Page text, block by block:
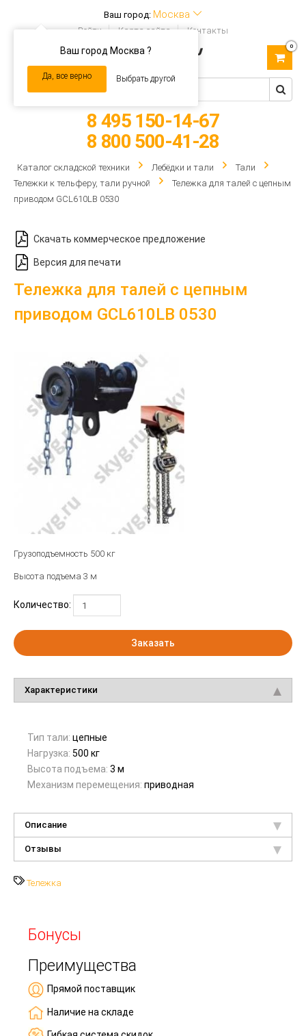
Ваш город: Москва
Ваш город Москва ?
Да, все верно Выбрать другой
Войти Карта сайта Контакты
navigation
0
8 495 150-14-67
8 800 500-41-28
Каталог складской техники Лебёдки и тали
Тали
Тележки к тельферу, тали ручной
Тележка для талей с цепным
приводом GCL610LB 0530
Скачать коммерческое предложение
Версия для печати
Тележка для талей с цепным
приводом GCL610LB 0530
Грузоподъемность 500 кг
Высота подъема 3 м
Количество:
Заказать
Характеристики
Тип тали: цепные
Нагрузка: 500 кг
Высота подъема: 3 м
Механизм перемещения: приводная
Описание
Отзывы
Тележка
Бонусы
Преимущества
Прямой поставщик
Наличие на складе